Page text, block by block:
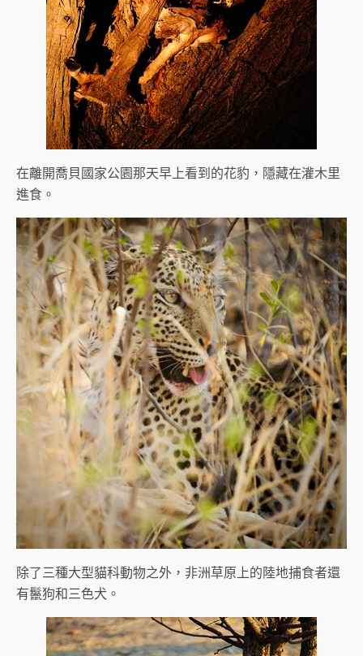
在離開喬貝國家公園那天早上看到的花豹，隱藏在灌木里
進食。
除了三種大型貓科動物之外，非洲草原上的陸地捕食者還
有鬣狗和三色犬。